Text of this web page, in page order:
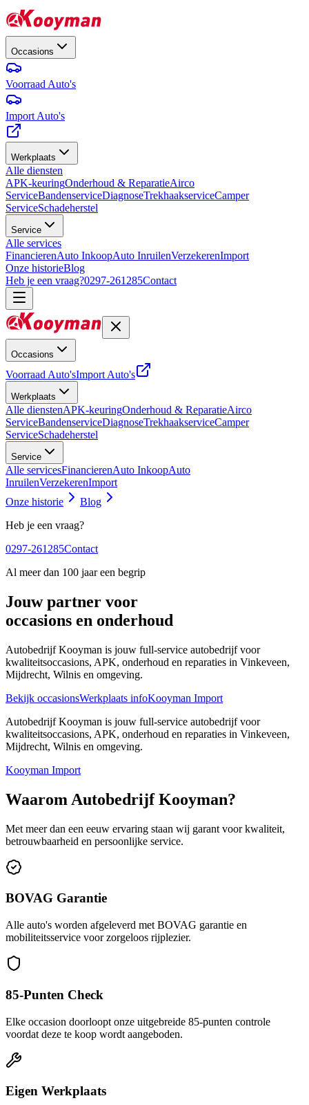
Occasions
Voorraad Auto's
Import Auto's
Werkplaats
Alle diensten
APK-keuringOnderhoud & ReparatieAirco
ServiceBandenserviceDiagnoseTrekhaakserviceCamper
ServiceSchadeherstel
Service
Alle services
FinancierenAuto InkoopAuto InruilenVerzekerenImport
Onze historieBlog
Heb je een vraag?0297-261285Contact
Occasions
Voorraad Auto'sImport Auto's
Werkplaats
Alle dienstenAPK-keuringOnderhoud & ReparatieAirco
ServiceBandenserviceDiagnoseTrekhaakserviceCamper
ServiceSchadeherstel
Service
Alle servicesFinancierenAuto InkoopAuto
InruilenVerzekerenImport
Onze historie
Blog
Heb je een vraag?
0297-261285Contact
Al meer dan 100 jaar een begrip
Jouw partner voor
occasions en onderhoud
Autobedrijf Kooyman is jouw full-service autobedrijf voor
kwaliteitsoccasions, APK, onderhoud en reparaties in Vinkeveen,
Mijdrecht, Wilnis en omgeving.
Bekijk occasionsWerkplaats infoKooyman Import
Autobedrijf Kooyman is jouw full-service autobedrijf voor
kwaliteitsoccasions, APK, onderhoud en reparaties in Vinkeveen,
Mijdrecht, Wilnis en omgeving.
Kooyman Import
Waarom Autobedrijf Kooyman?
Met meer dan een eeuw ervaring staan wij garant voor kwaliteit,
betrouwbaarheid en persoonlijke service.
BOVAG Garantie
Alle auto's worden afgeleverd met BOVAG garantie en
mobiliteitsservice voor zorgeloos rijplezier.
85-Punten Check
Elke occasion doorloopt onze uitgebreide 85-punten controle
voordat deze te koop wordt aangeboden.
Eigen Werkplaats